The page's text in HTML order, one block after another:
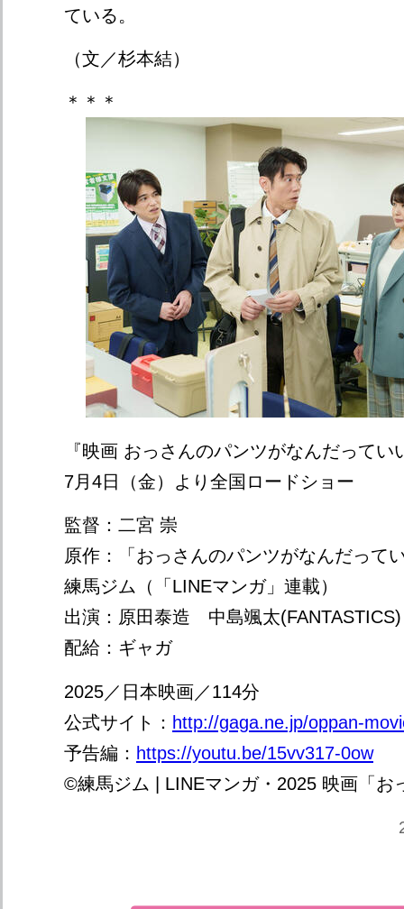
ている。
（文／杉本結）
＊＊＊
『映画 おっさんのパンツがなんだってい
7月4日（金）より全国ロードショー
監督：二宮 崇
原作：「おっさんのパンツがなんだって
練馬ジム（「LINEマンガ」連載）
出演：原田泰造 中島颯太
配給：ギャガ
2025／日本映画／114分
公式サイト： http://gaga.ne.jp/oppan-
予告編： https://youtu.be/15vv317-0ow
©練馬ジム | LINEマンガ・2025 映画「お